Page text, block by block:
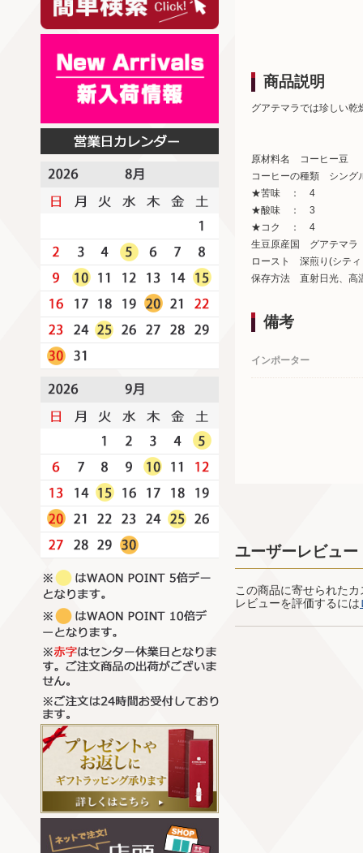
商品説明
グアテマラでは珍しい乾
原材料名 コーヒー豆
コーヒーの種類 シング
★苦味 ： 4
★酸味 ： 3
★コク ： 4
生豆原産国 グアテマラ
ロースト 深煎り(シティ
保存方法 直射日光、高
備考
インポーター
ユーザーレビュー
この商品に寄せられた
レビューを評価するには